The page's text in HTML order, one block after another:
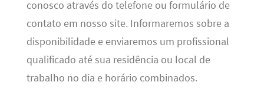
conosco através do telefone ou formulário de
contato em nosso site. Informaremos sobre a
disponibilidade e enviaremos um profissional
qualificado até sua residência ou local de
trabalho no dia e horário combinados.